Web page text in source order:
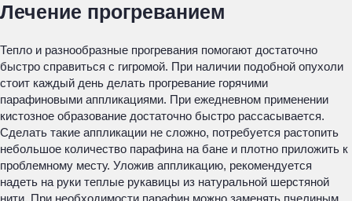
Лечение прогреванием
Тепло и разнообразные прогревания помогают достаточно
быстро справиться с гигромой. При наличии подобной опухоли
стоит каждый день делать прогревание горячими
парафиновыми аппликациями. При ежедневном применении
кистозное образование достаточно быстро рассасывается.
Сделать такие аппликации не сложно, потребуется растопить
небольшое количество парафина на бане и плотно приложить к
проблемному месту. Уложив аппликацию, рекомендуется
надеть на руки теплые рукавицы из натуральной шерстяной
нити. При необходимости парафин можно заменять пчелиным